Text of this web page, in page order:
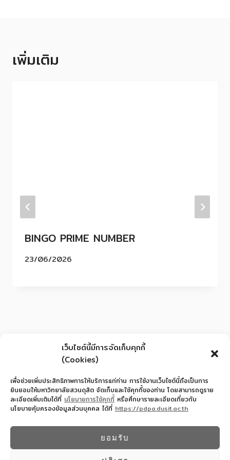
เว็บไซต์นี้มีการจัดเก็บคุกกี้
(Cookies)
เพื่อช่วยเพิ่มประสิทธิภาพการให้บริการแก่ท่าน การใช้งานเว็บไซต์นี้ถือเป็นการ
ยินยอมให้มหาวิทยาลัยสวนดุสิต จัดเก็บและใช้คุกกี้ของท่าน โดยสามารถดูราย
ละเอียดเพิ่มเติมได้ที่ นโยบายการใช้คุกกี้ หรือศึกษารายละเอียดเกี่ยวกับ
นโยบายคุ้มครองข้อมูลส่วนบุคคล ได้ที่ https://pdpa.dusit.ac.th
ยอมรับ
เพิ่มเติม
BINGO PRIME NUMBER
23/06/2026
022445587
© 2026 โรงเรียนสาธิตละอออุทิศ - WordPress